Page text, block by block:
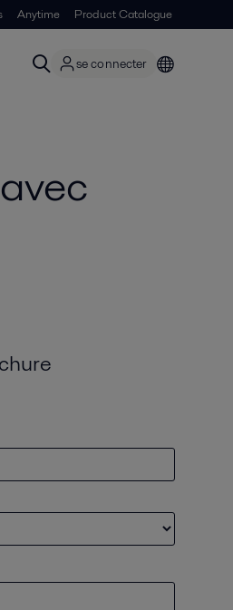
Anytime Product Catalogue
se connecter